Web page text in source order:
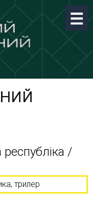
/
трилер